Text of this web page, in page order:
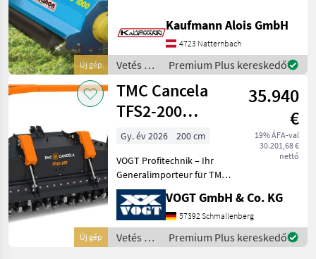
Új gép
Schnittsystem – Anbaubock
fest – Eckenverstärkung für
Zerkleinerungsmaterial –
Stützkufen f
Kaufmann Alois GmbH
4723 Natternbach
Vetés és
növényápolás
/ Zanon
Premium Plus kereskedő
Új gép
TMC Cancela
TFS2-200
Forstmulcher
/Mulchfräse
35.940
€
19% ÁFA-val
30.201,68 €
nettó
Gy. év 2026
200 cm
VOGT Profitechnik – Ihr
Generalimporteur für TMC
CANCELA in Deutschland &
Österreich = Große Auswahl
an TMC Forstmulchern,
Forstfräsen &
Steinbrechern für
VOGT GmbH & Co. KG
57392 Schmallenberg
Vetés és
növényápolás
Premium Plus kereskedő